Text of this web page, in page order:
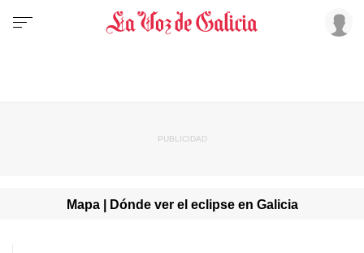
Mapa | Dónde ver el eclipse en Galicia